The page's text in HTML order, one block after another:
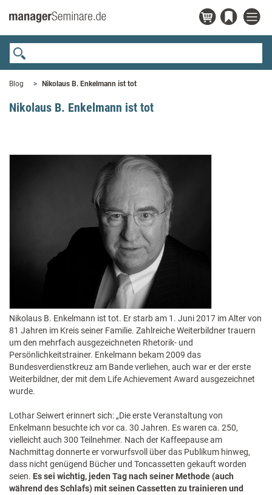
Blog Nikolaus B. Enkelmann ist tot
Nikolaus B. Enkelmann ist tot
Nikolaus B. Enkelmann ist tot. Er starb am 1. Juni 2017 im Alter von
81 Jahren im Kreis seiner Familie. Zahlreiche Weiterbildner trauern
um den mehrfach ausgezeichneten Rhetorik- und
Persönlichkeitstrainer. Enkelmann bekam 2009 das
Bundesverdienstkreuz am Bande verliehen, auch war er der erste
Weiterbildner, der mit dem Life Achievement Award ausgezeichnet
wurde.
Lothar Seiwert erinnert sich: „Die erste Veranstaltung von
Enkelmann besuchte ich vor ca. 30 Jahren. Es waren ca. 250,
vielleicht auch 300 Teilnehmer. Nach der Kaffeepause am
Nachmittag donnerte er vorwurfsvoll über das Publikum hinweg,
dass nicht genügend Bücher und Toncassetten gekauft worden
seien. Es sei wichtig, jeden Tag nach seiner Methode (auch
während des Schlafs) mit seinen Cassetten zu trainieren und